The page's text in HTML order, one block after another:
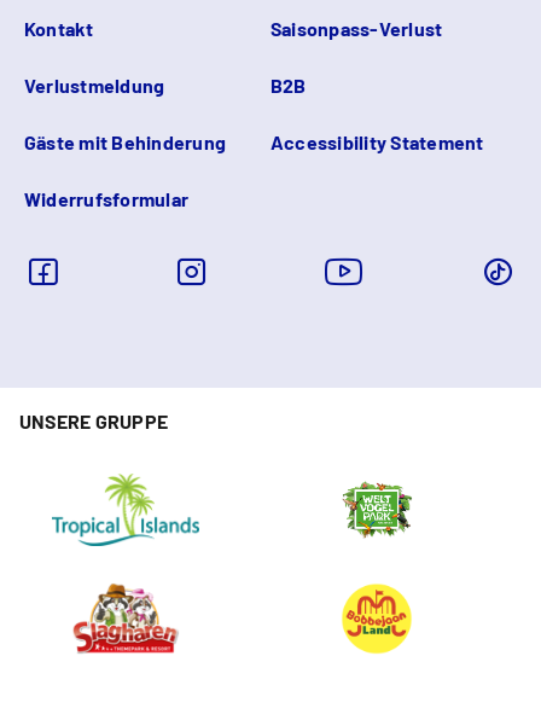
Kontakt Saisonpass-Verlust
Verlustmeldung B2B
Gäste mit Behinderung Accessibility Statement
Widerrufsformular
UNSERE GRUPPE